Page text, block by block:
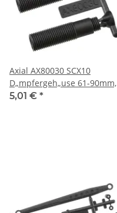
Axial AX80030 SCX10
D„mpfergeh„use 61-90mm,
5,01 € *